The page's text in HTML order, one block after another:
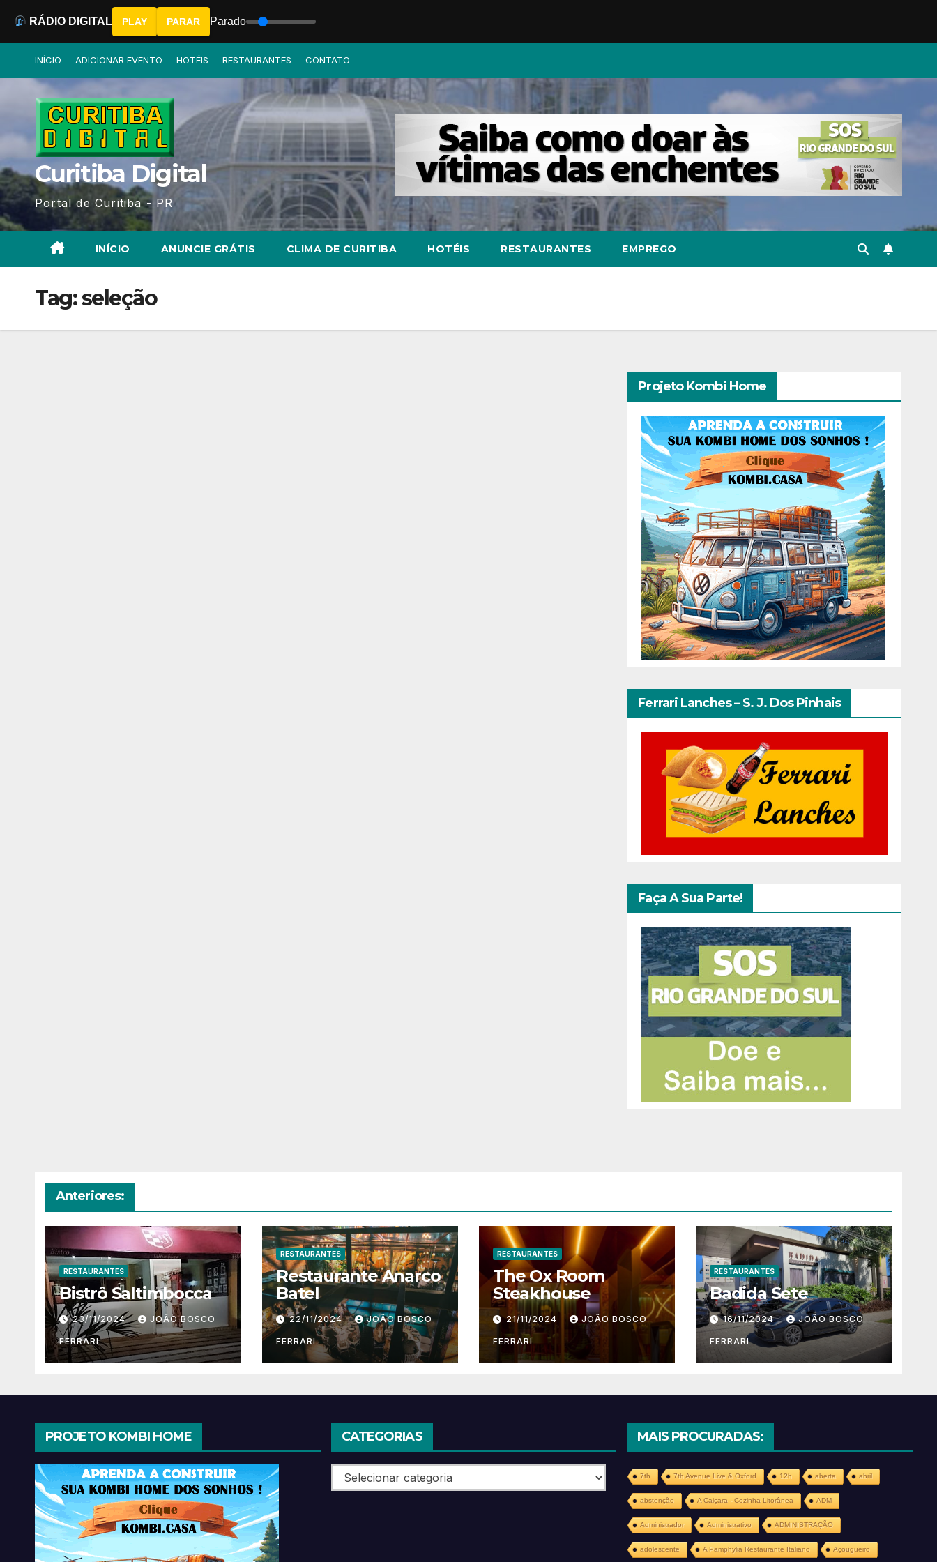
INÍCIO ADICIONAR EVENTO HOTÉIS RESTAURANTES CONTATO
Curitiba Digital
Portal de Curitiba - PR
INÍCIO ANUNCIE GRÁTIS CLIMA DE CURITIBA HOTÉIS RESTAURANTES EMPREGO
Tag:seleção
Projeto Kombi Home
Ferrari Lanches – S. J. Dos Pinhais
Faça A Sua Parte!
Anteriores:
RESTAURANTES
Bistrô Saltimbocca
23/11/2024 JOÃO BOSCO
FERRARI
RESTAURANTES
Restaurante Anarco
Batel
22/11/2024 JOÃO BOSCO
FERRARI
RESTAURANTES
The Ox Room
Steakhouse
21/11/2024 JOÃO BOSCO
FERRARI
RESTAURANTES
Badida Sete
16/11/2024 JOÃO BOSCO
FERRARI
PROJETO KOMBI HOME CATEGORIAS
Categorias
MAIS PROCURADAS:
7th 7th Avenue Live & Oxford 12h aberta abril
abstenção A Caiçara - Cozinha Litorânea ADM
Administrador Administrativo ADMINISTRAÇÃO
adolescente A Pamphylia Restaurante Italiano Açougueiro
RÁDIO DIGITAL PLAY PARAR Parado